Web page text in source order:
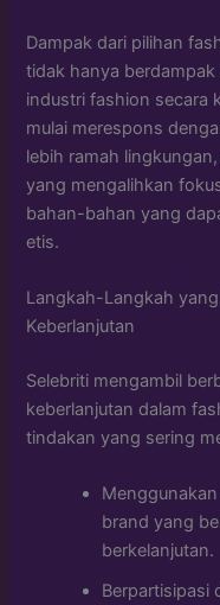
Dampak dari pilihan
tidak hanya
industri fashion secara
mulai merespons
lebih ramah
yang mengalihkan
bahan-bahan yang
etis.
Langkah-Langkah
Keberlanjutan
Selebriti mengambil
keberlanjutan dalam
tindakan yang sering
brand yang
berkelanjutan.
Berpartisipasi